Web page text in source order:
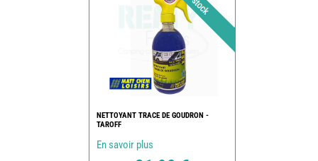
NETTOYANT TRACE DE GOUDRON -
TAROFF
En savoir plus